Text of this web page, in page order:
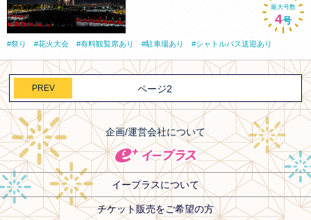
最大号数
4号
祭り 花火大会 有料観覧席あり 駐車場あり シャトルバス送迎あり
PREV ページ2
企画/運営会社について
イープラスについて
チケット販売をご希望の方